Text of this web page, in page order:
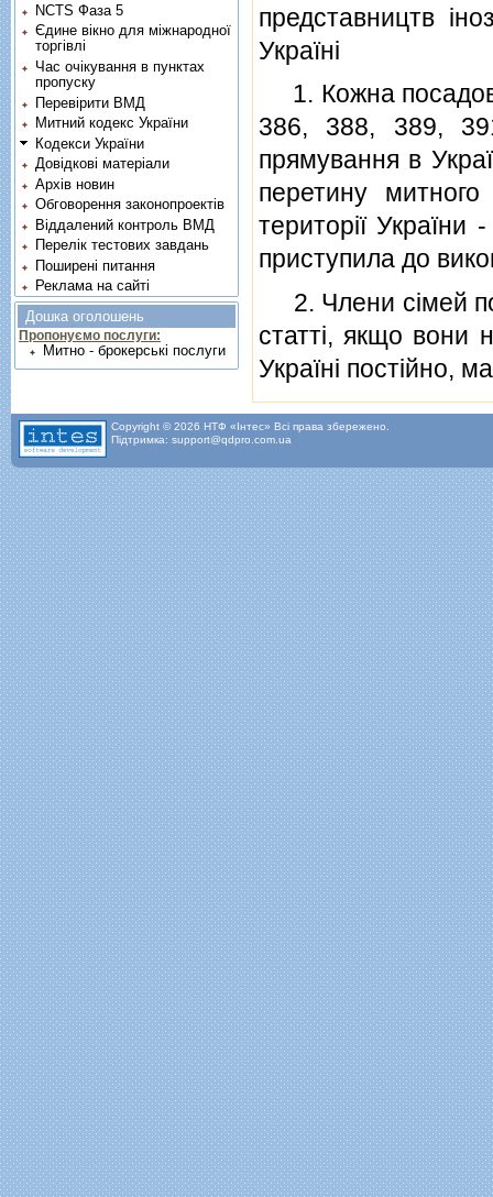
представництв
Українi
1. Кожна
386, 388, 389,
прямування в
перетину
територiї України
приступила до
2. Члени сiмей
статтi, якщо вони
Українi постiйно,
NCTS Фаза 5
Єдине вікно для міжнародної
торгівлі
Час очікування в пунктах
пропуску
Перевірити ВМД
Митний кодекс України
Кодекси України
Довідкові матеріали
Архів новин
Обговорення законопроектів
Віддалений контроль ВМД
Перелік тестових завдань
Поширені питання
Реклама на сайті
Дошка оголошень
Пропонуємо послуги:
Митно - брокерські послуги
Copyright © 2026 НТФ «Інтес» Всі права збережено.
Підтримка: support@qdpro.com.ua